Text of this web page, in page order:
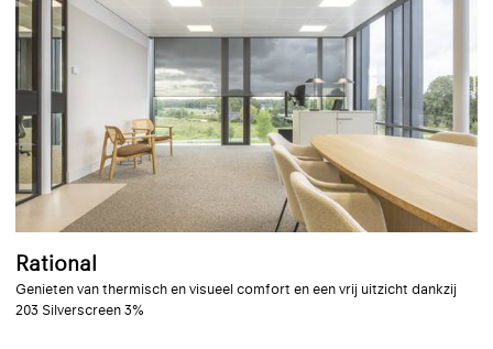
Rational
Genieten van thermisch en visueel comfort en een vrij uitzicht dankzij
203 Silverscreen 3%